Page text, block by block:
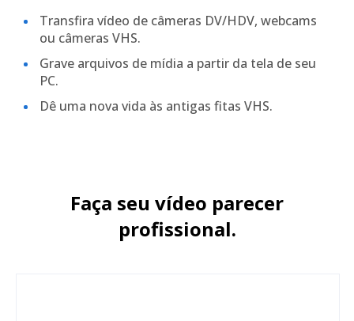
Transfira vídeo de câmeras DV/HDV, webcams
ou câmeras VHS.
Grave arquivos de mídia a partir da tela de seu
PC.
Dê uma nova vida às antigas fitas VHS.
Faça seu vídeo parecer
profissional.